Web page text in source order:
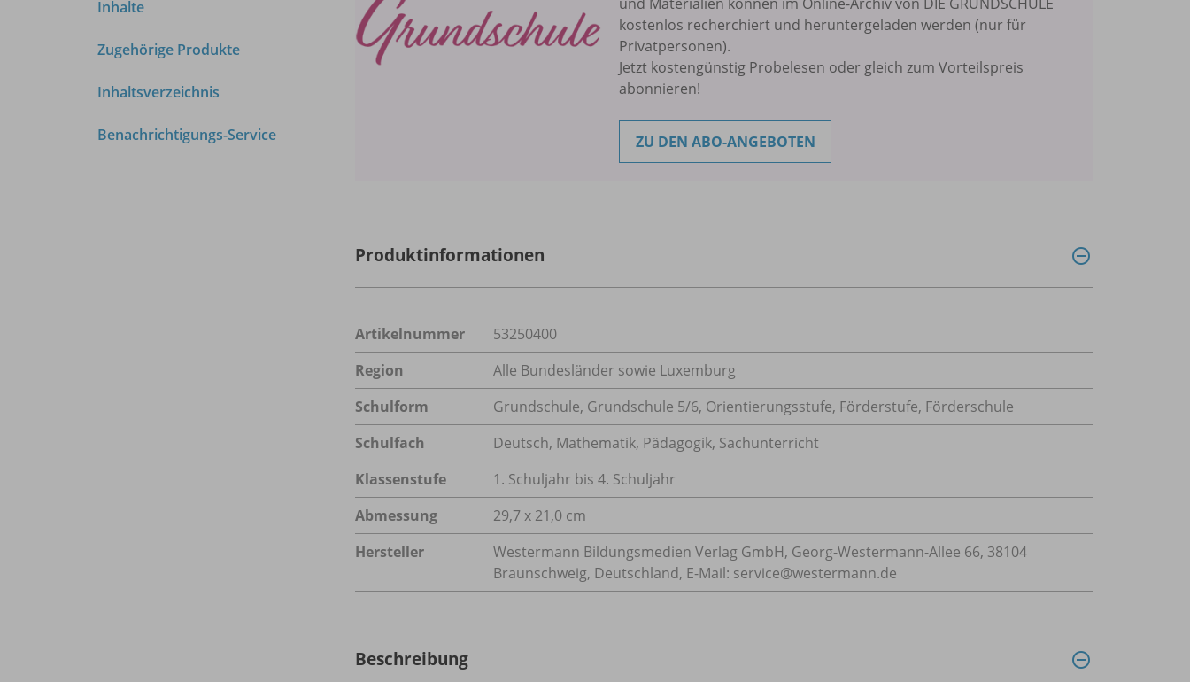
Inhalte
Zugehörige Produkte
Inhaltsverzeichnis
Benachrichtigungs-Service
kostenlos recherchiert und heruntergeladen werden (nur für
Privatpersonen).
Jetzt kostengünstig Probelesen oder gleich zum Vorteilspreis
abonnieren!
ZU DEN ABO-ANGEBOTEN
Produktinformationen
Artikelnummer
53250400
Region
Alle Bundesländer sowie Luxemburg
Schulform
Grundschule, Grundschule 5/6, Orientierungsstufe, Förderstufe, Förderschule
Schulfach
Deutsch, Mathematik, Pädagogik, Sachunterricht
Klassenstufe
1. Schuljahr bis 4. Schuljahr
Abmessung
29,7 x 21,0 cm
Hersteller
Westermann Bildungsmedien Verlag GmbH, Georg-Westermann-Allee 66, 38104
Braunschweig, Deutschland, E-Mail: service@westermann.de
Beschreibung